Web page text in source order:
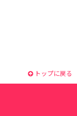
トップに戻る